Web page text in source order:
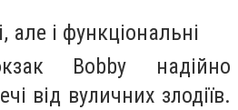
але і функціональні
Bobby надійно
від вуличних злодіїв.